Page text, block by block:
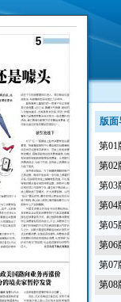
版面
第01
第02
第03
第04
第05
第06
第07
第08